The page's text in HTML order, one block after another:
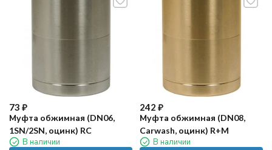
73 ₽
Муфта обжимная (DN06,
1SN/2SN, оцинк) RC
В наличии
242 ₽
Муфта обжимная (DN08,
Carwash, оцинк) R+M
В наличии